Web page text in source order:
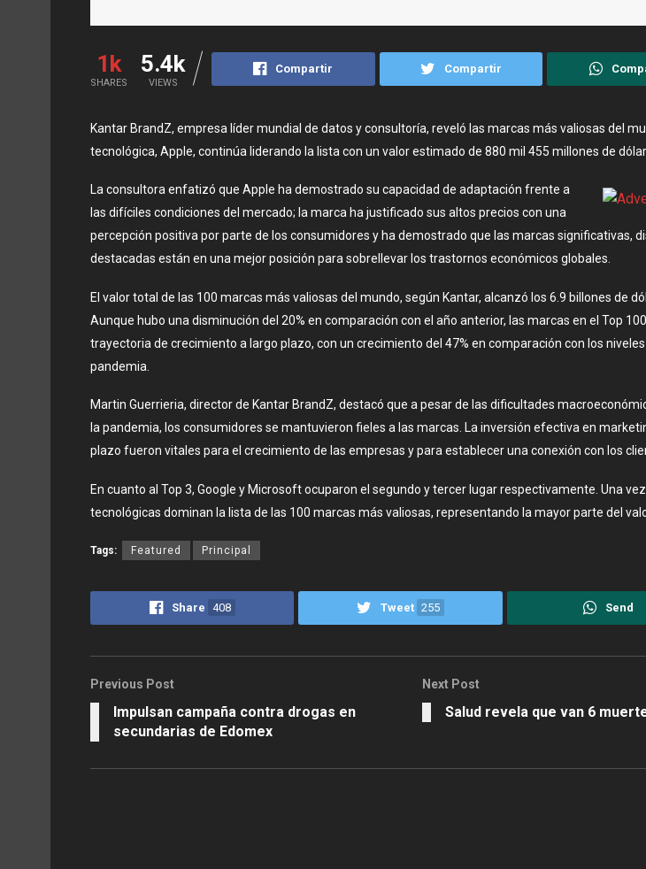
1k
SHARES
5.4k
VIEWS
Compartir Compartir
Kantar BrandZ, empresa líder mundial de datos y consultoría, reveló las marcas más valiosas del
tecnológica, Apple, continúa liderando la lista con un valor estimado de 880 mil 455 millones de
La consultora enfatizó que Apple ha demostrado su capacidad de adaptación frente a
las difíciles condiciones del mercado; la marca ha justificado sus altos precios con una
percepción positiva por parte de los consumidores y ha demostrado que las marcas significativas,
destacadas están en una mejor posición para sobrellevar los trastornos económicos globales.
El valor total de las 100 marcas más valiosas del mundo, según Kantar, alcanzó los 6.9 billones de
Aunque hubo una disminución del 20% en comparación con el año anterior, las marcas en el Top
trayectoria de crecimiento a largo plazo, con un crecimiento del 47% en comparación con los
pandemia.
Martin Guerrieria, director de Kantar BrandZ, destacó que a pesar de las dificultades
la pandemia, los consumidores se mantuvieron fieles a las marcas. La inversión efectiva en
plazo fueron vitales para el crecimiento de las empresas y para establecer una conexión con los
En cuanto al Top 3, Google y Microsoft ocuparon el segundo y tercer lugar respectivamente. Una
tecnológicas dominan la lista de las 100 marcas más valiosas, representando la mayor parte del
Tags: Featured Principal
Share 408 Tweet 255 Send
Previous Post
Impulsan campaña contra drogas en
secundarias de Edomex
Next Post
Salud revela que van 6